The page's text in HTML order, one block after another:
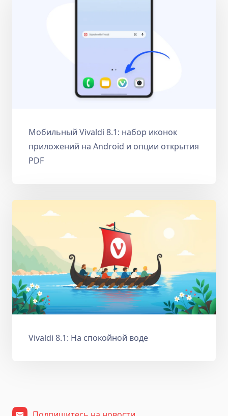
Мобильный Vivaldi 8.1: набор иконок
приложений на Android и опции открытия
PDF
Vivaldi 8.1: На спокойной воде